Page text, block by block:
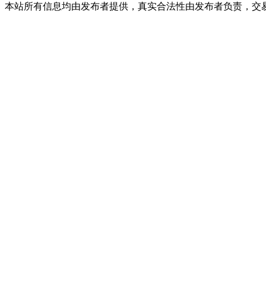
本站所有信息均由发布者提供，真实合法性由发布者负责，